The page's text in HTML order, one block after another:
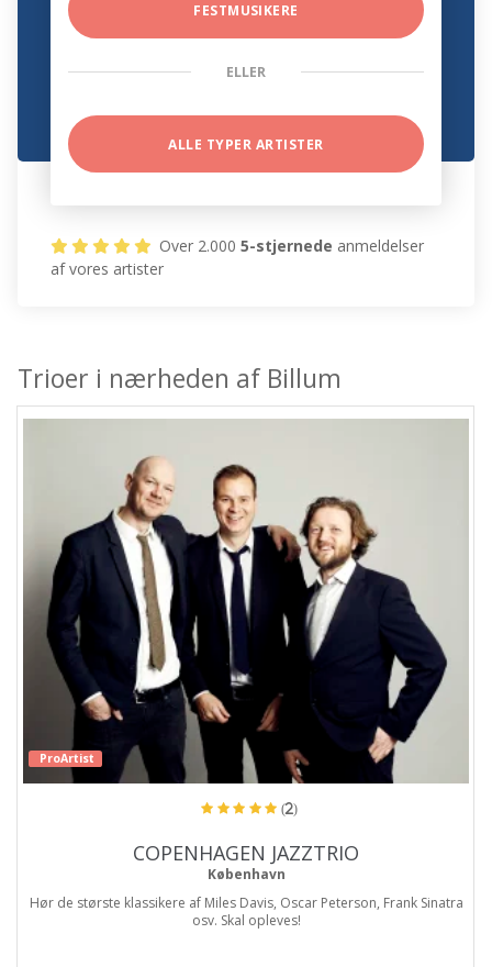
FESTMUSIKERE
ELLER
ALLE TYPER ARTISTER
Over 2.0005-stjernede anmeldelser
af vores artister
Trioer i nærheden af Billum
ProArtist
(2)
COPENHAGEN JAZZTRIO
København
Hør de største klassikere af Miles Davis, Oscar Peterson, Frank Sinatra
osv. Skal opleves!